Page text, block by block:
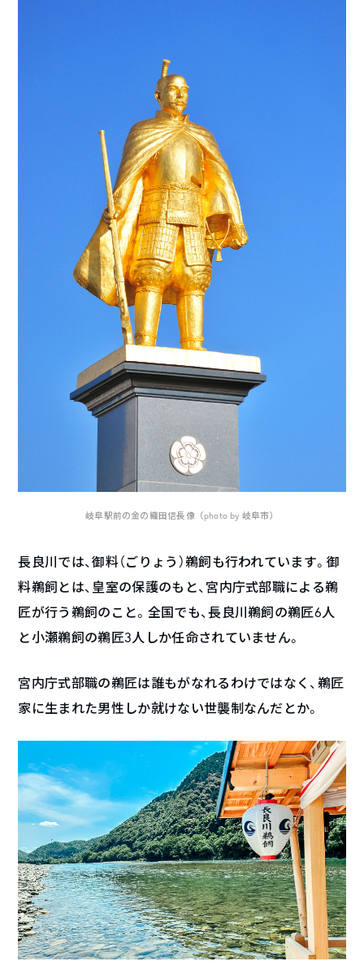
岐阜駅前の金の織田信長像（photo by 岐阜市）
長良川では、御料（ごりょう）鵜飼も行われています。御
料鵜飼とは、皇室の保護のもと、宮内庁式部職による鵜
匠が行う鵜飼のこと。全国でも、長良川鵜飼の鵜匠6人
と小瀬鵜飼の鵜匠3人しか任命されていません。
宮内庁式部職の鵜匠は誰もがなれるわけではなく、鵜匠
家に生まれた男性しか就けない世襲制なんだとか。